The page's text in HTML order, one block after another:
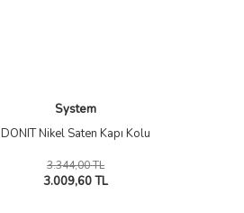
System
DONIT Nikel Saten Kapı Kolu
3.344,00 TL
3.009,60 TL